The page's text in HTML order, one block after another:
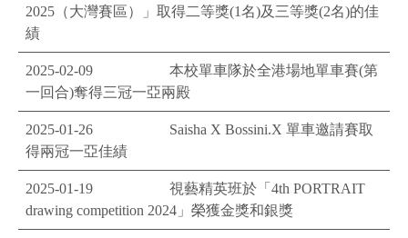
2025（大灣賽區）」取得二等獎(1名)及三等獎(2名)的佳
績
2025-02-09
本校單車隊於全港場地單車賽(第
一回合)奪得三冠一亞兩殿
2025-01-26
Saisha X Bossini.X 單車邀請賽取
得兩冠一亞佳績
2025-01-19
視藝精英班於「4th PORTRAIT
drawing competition 2024」榮獲金獎和銀獎